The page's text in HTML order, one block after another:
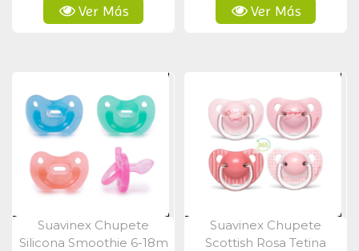
Ver Más Ver Más
Vista Rápida
Suavinex Chupete
Silicona Smoothie 6-18m
Vista Rápida
Suavinex Chupete
Scottish Rosa Tetina